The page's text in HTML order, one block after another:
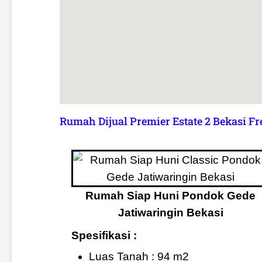
Rumah Dijual Premier Estate 2 Bekasi
Rumah Siap Huni Pondok Gede
Jatiwaringin Bekasi
Spesifikasi :
Luas Tanah : 94 m2